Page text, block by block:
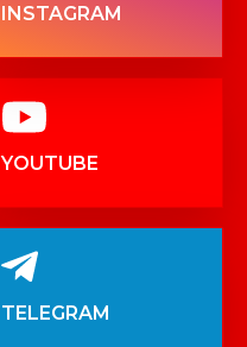
INSTAGRAM
YOUTUBE
TELEGRAM